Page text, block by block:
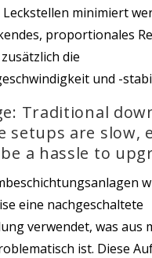
minimiert
proportionales
die
und -
Traditional
setups are slow,
a hassle to
eine nachgeschaltete
verwendet, was aus
ist. Diese